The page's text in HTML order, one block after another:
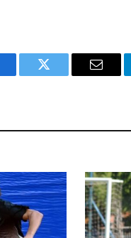
Twitter Email